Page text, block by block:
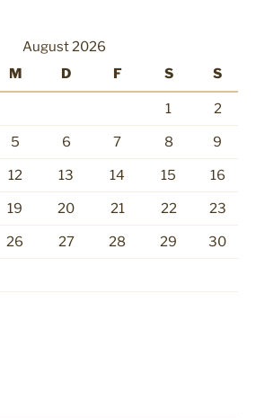
August 2026
M D F S S
1 2
5 6 7 8 9
12 13 14 15 16
19 20 21 22 23
26 27 28 29 30